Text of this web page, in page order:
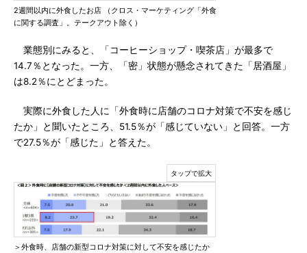
2週間以内に外食したお店 （クロス・マーケティング「外食
に関する調査」。テークアウト除く）
業態別にみると、「コーヒーショップ・喫茶店」が最多で
14.7％となった。一方、「密」状態が懸念されてきた「居酒屋」
は8.2％にとどまった。
実際に外食した人に「外食時に店舗のコロナ対策で不安を感じ
たか」と聞いたところ、51.5％が「感じていない」と回答。一方
で27.5％が「感じた」と答えた。
＞外食時、店舗の新型コロナ対策に対して不安を感じたか